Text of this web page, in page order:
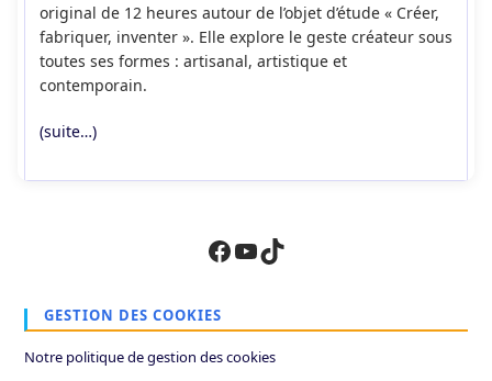
original de 12 heures autour de l’objet d’étude « Créer,
fabriquer, inventer ». Elle explore le geste créateur sous
toutes ses formes : artisanal, artistique et
contemporain.
(suite…)
Facebook
YouTube
TikTok
GESTION DES COOKIES
Notre politique de gestion des cookies